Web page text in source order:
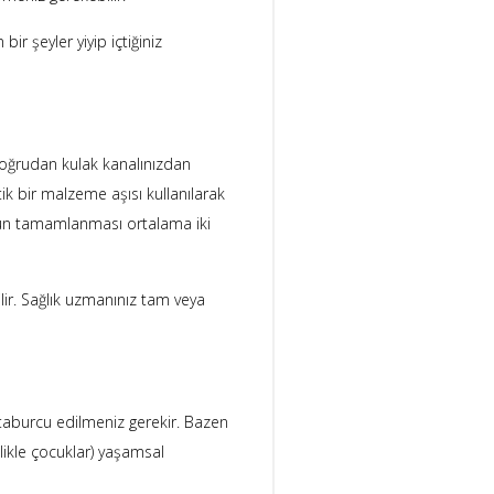
bir şeyler yiyip içtiğiniz
kulak kanalınızdan
bir malzeme aşısı kullanılarak
tamamlanması ortalama iki
Sağlık uzmanınız tam veya
edilmeniz gerekir. Bazen
çocuklar) yaşamsal